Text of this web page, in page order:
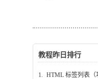
教程昨日排行
1.
HTML 标签列表（